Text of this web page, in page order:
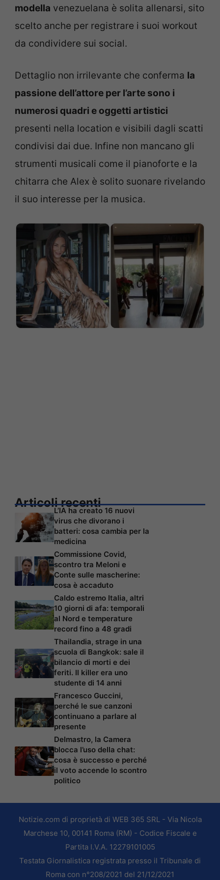
modella venezuelana è solita allenarsi, sito
scelto anche per registrare i suoi workout
da condividere sui social.
Dettaglio non irrilevante che conferma la
passione dell’attore per l’arte sono i
numerosi quadri e oggetti artistici
presenti nella location e visibili dagli scatti
condivisi dai due. Infine non mancano gli
strumenti musicali come il pianoforte e la
chitarra che Alex è solito suonare rivelando
il suo interesse per la musica.
Articoli recenti
L’IA ha creato 16 nuovi
virus che divorano i
batteri: cosa cambia per la
medicina
Commissione Covid,
scontro tra Meloni e
Conte sulle mascherine:
cosa è accaduto
Caldo estremo Italia, altri
10 giorni di afa: temporali
al Nord e temperature
record fino a 48 gradi
Thailandia, strage in una
scuola di Bangkok: sale il
bilancio di morti e dei
feriti. Il killer era uno
studente di 14 anni
Francesco Guccini,
perché le sue canzoni
continuano a parlare al
presente
Delmastro, la Camera
blocca l’uso della chat:
cosa è successo e perché
il voto accende lo scontro
politico
Notizie.com di proprietà di WEB 365 SRL - Via Nicola
Marchese 10, 00141 Roma (RM) - Codice Fiscale e
Partita I.V.A. 12279101005
Testata Giornalistica registrata presso il Tribunale di
Roma con n°208/2021 del 21/12/2021